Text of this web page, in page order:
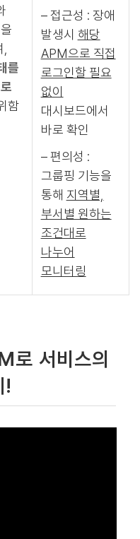
,
를
함
– 접근성 : 장애
발생시 해당
APM으로 직접
로그인할 필요
없이
대시보드에서
바로 확인
– 편의성 :
그룹핑 기능을
통해 지역별,
부서별 원하는
조건대로
나누어
모니터링
서비스의
!